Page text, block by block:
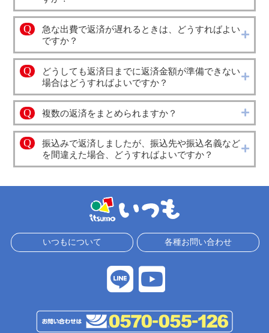
Q
急な出費で返済が遅れるときは、どうすればよい
ですか？
Q
どうしても返済日までに返済金額が準備できない
場合はどうすればよいですか？
Q 複数の返済をまとめられますか？
Q
振込みで返済しましたが、振込先や振込名義など
を間違えた場合、どうすればよいですか？
いつもについて 各種お問い合わせ